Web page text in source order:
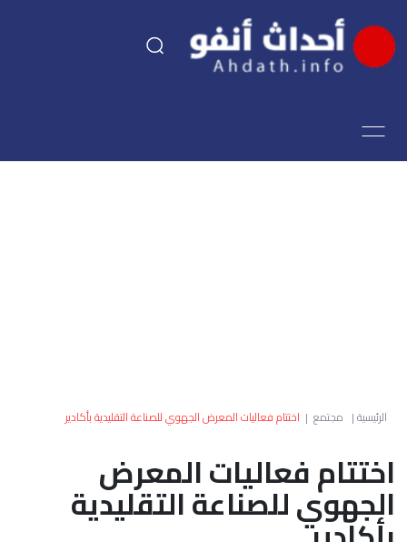
اقتصاد
العالم
أعمدة
الصحراء
الرئيسية| مجتمع | اختتام فعاليات المعرض الجهوي للصناعة التقليدية بأكادير
اختتام فعاليات المعرض
الجهوي للصناعة التقليدية